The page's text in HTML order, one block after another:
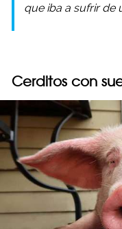
que iba a sufrir de
Cerditos con